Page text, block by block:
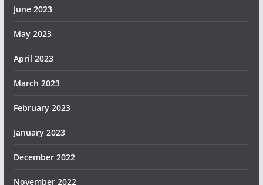
June 2023
May 2023
April 2023
March 2023
February 2023
January 2023
December 2022
November 2022